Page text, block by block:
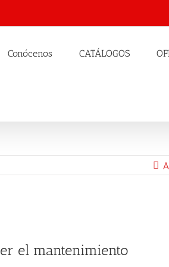
Conócenos CATÁLOGOS
el mantenimiento